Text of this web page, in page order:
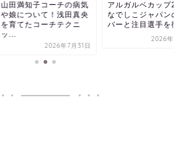
山田満知子コーチの病気
や娘について！浅田真央
を育てたコーチテクニ
ッ...
2026年7月31日
アルガルベカップ
なでしこジャパンの
バーと注目選手を徹
2026年7